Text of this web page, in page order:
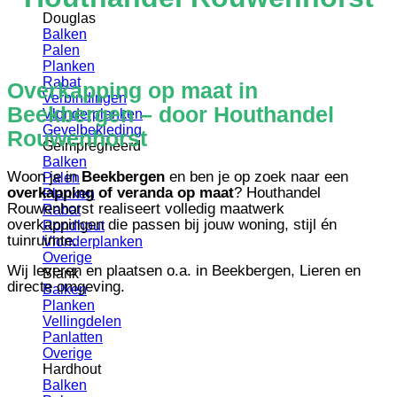
Douglas
Balken
Palen
Planken
Rabat
Verbindingen
Vlonderplanken
Gevelbekleding
Geïmpregneerd
Balken
Palen
Planken
Rabat
Rondhout
Vlonderplanken
Overige
Blank
Balken
Planken
Vellingdelen
Panlatten
Overige
Hardhout
Balken
Overkapping op maat in
Beekbergen – door Houthandel
Rouwenhorst
Woon je in Beekbergen en ben je op zoek naar een
overkapping of veranda op maat? Houthandel
Rouwenhorst realiseert volledig maatwerk
overkappingen die passen bij jouw woning, stijl én
tuinruimte.
Wij leveren en plaatsen o.a. in Beekbergen, Lieren en
directe omgeving.